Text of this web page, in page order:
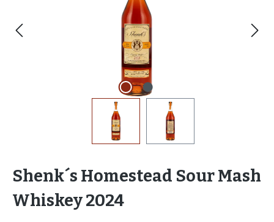
Shenk´s Homestead Sour Mash
Whiskey 2024